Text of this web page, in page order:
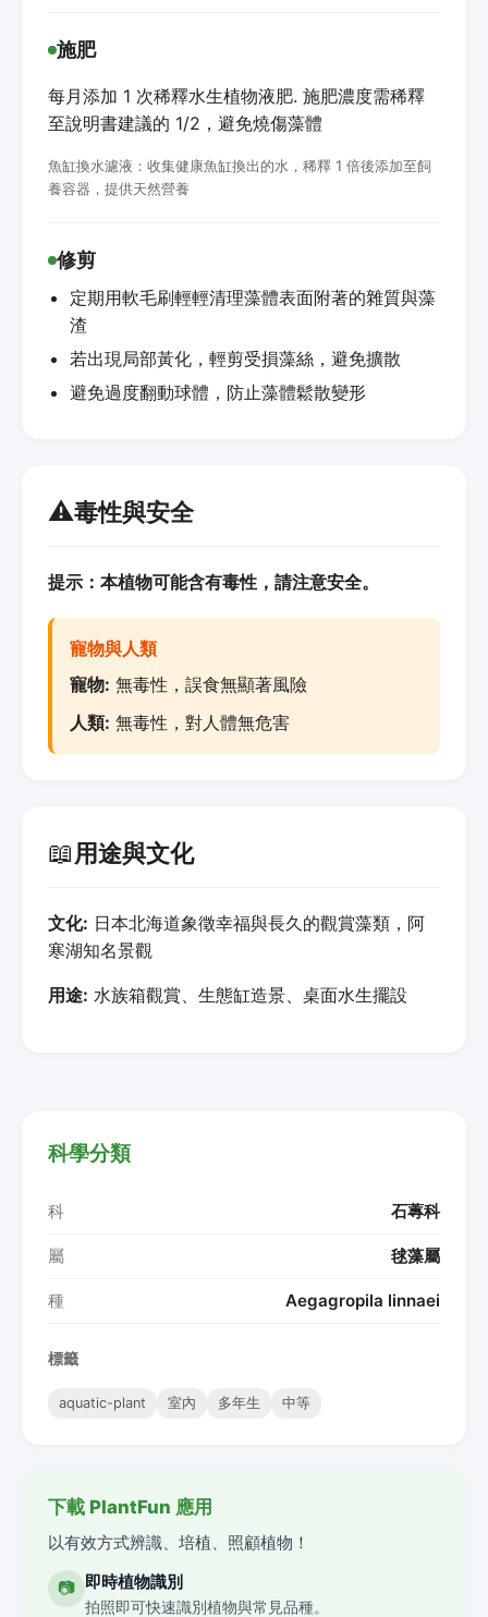
施肥
每月添加 1 次稀釋水生植物液肥. 施肥濃度需稀釋
至說明書建議的 1/2，避免燒傷藻體
魚缸換水濾液：收集健康魚缸換出的水，稀釋 1 倍後添加至飼
養容器，提供天然營養
修剪
定期用軟毛刷輕輕清理藻體表面附著的雜質與藻
渣
若出現局部黃化，輕剪受損藻絲，避免擴散
避免過度翻動球體，防止藻體鬆散變形
⚠️毒性與安全
提示：本植物可能含有毒性，請注意安全。
寵物與人類
寵物: 無毒性，誤食無顯著風險
人類: 無毒性，對人體無危害
📖用途與文化
文化: 日本北海道象徵幸福與長久的觀賞藻類，阿
寒湖知名景觀
用途: 水族箱觀賞、生態缸造景、桌面水生擺設
科學分類
科 石蓴科
屬 毬藻屬
種 Aegagropila linnaei
標籤
aquatic-plant 室內 多年生 中等
下載 PlantFun 應用
以有效方式辨識、培植、照顧植物！
📷 即時植物識別
拍照即可快速識別植物與常見品種。